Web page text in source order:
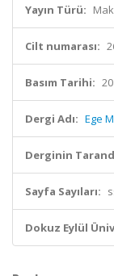
Yayın Türü:
Cilt numarası:
Basım Tarihi:
Dergi Adı: Ege
Derginin
Sayfa Sayıları:
Dokuz Eylül